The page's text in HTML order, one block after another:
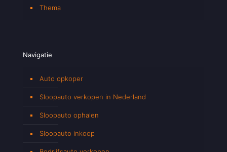
Thema
Navigatie
Auto opkoper
Sloopauto verkopen in Nederland
Sloopauto ophalen
Sloopauto inkoop